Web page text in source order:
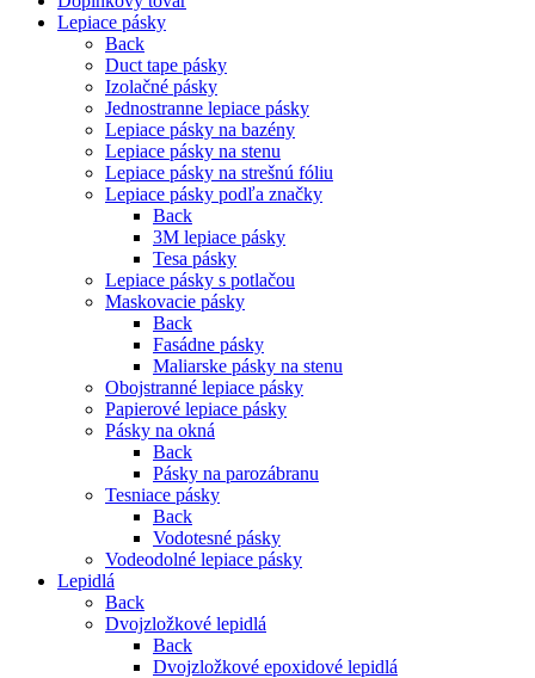
Lepiace pásky
Back
Duct tape pásky
Izolačné pásky
Jednostranne lepiace pásky
Lepiace pásky na bazény
Lepiace pásky na stenu
Lepiace pásky na strešnú fóliu
Lepiace pásky podľa značky
Back
3M lepiace pásky
Tesa pásky
Lepiace pásky s potlačou
Maskovacie pásky
Back
Fasádne pásky
Maliarske pásky na stenu
Obojstranné lepiace pásky
Papierové lepiace pásky
Pásky na okná
Back
Pásky na parozábranu
Tesniace pásky
Back
Vodotesné pásky
Vodeodolné lepiace pásky
Lepidlá
Back
Dvojzložkové lepidlá
Back
Dvojzložkové epoxidové lepidlá